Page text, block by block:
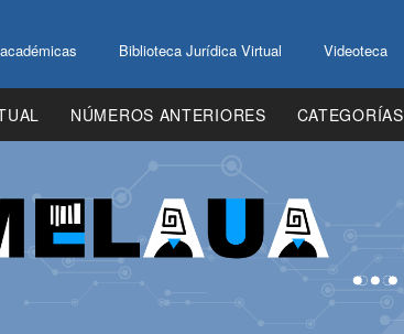
Biblioteca Jurídica Virtual Videoteca
NÚMEROS ANTERIORES CATEGORÍAS